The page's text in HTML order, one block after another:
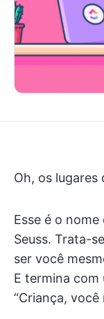
Oh, os lugares
Esse é o nome
Seuss. Trata-
ser você
E termina com
“Criança,